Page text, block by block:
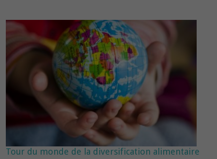
Tour du monde de la diversification alimentaire